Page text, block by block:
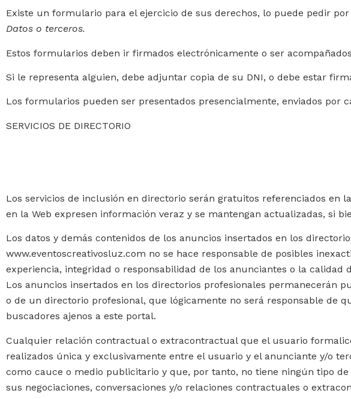
Existe un formulario para el ejercicio de sus derechos, lo puede pedir
Datos o terceros.
Estos formularios deben ir firmados electrónicamente o ser
Si le representa alguien, debe adjuntar copia de su DNI, o debe estar
Los formularios pueden ser presentados presencialmente, enviados por
SERVICIOS DE DIRECTORIO
Los servicios de inclusión en directorio serán gratuitos referenciados en
en la Web expresen información veraz y se mantengan actualizadas, si
Los datos y demás contenidos de los anuncios insertados en los
www.eventoscreativosluz.com no se hace responsable de posibles
experiencia, integridad o responsabilidad de los anunciantes o la calidad
Los anuncios insertados en los directorios profesionales permanecerán
o de un directorio profesional, que lógicamente no será responsable de
buscadores ajenos a este portal.
Cualquier relación contractual o extracontractual que el usuario
realizados única y exclusivamente entre el usuario y el anunciante y/o
como cauce o medio publicitario y que, por tanto, no tiene ningún tipo
sus negociaciones, conversaciones y/o relaciones contractuales o